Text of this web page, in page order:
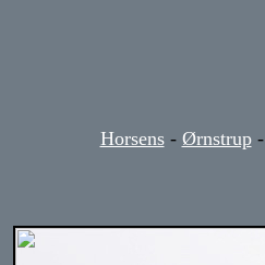
Horsens- Ørnstrup-